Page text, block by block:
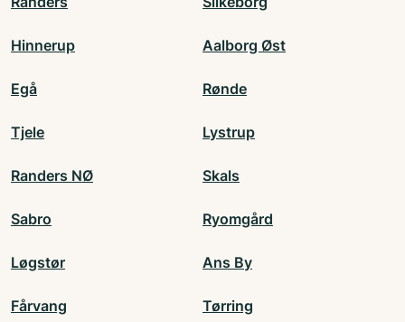
Hinnerup Aalborg Øst
Egå Rønde
Tjele Lystrup
Randers NØ Skals
Sabro Ryomgård
Løgstør Ans By
Fårvang Tørring